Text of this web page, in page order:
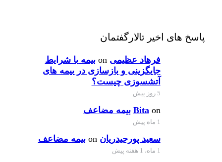
پاسخ های اخیر تالارگفتمان
فرهاد عظیمیon
بیمه با شرایط
جایگزینی و بازسازی در بیمه های
آتشسوزی چیست؟
5 روز پیش
Bita on بیمه مضاعف
1 ماه پیش
سعید پورحیدریانon بیمه مضاعف
1 ماه، 1 هفته پیش